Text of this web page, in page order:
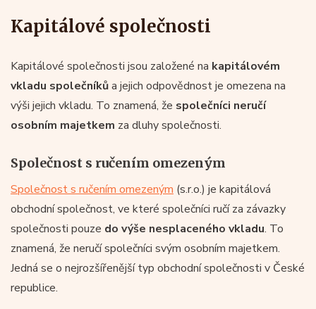
Kapitálové společnosti
Kapitálové společnosti jsou založené na kapitálovém
vkladu společníkůa jejich odpovědnost je omezena na
výši jejich vkladu. To znamená, že společníci neručí
osobním majetkem za dluhy společnosti.
Společnost s ručením omezeným
Společnost s ručením omezeným (s.r.o.) je kapitálová
obchodní společnost, ve které společníci ručí za závazky
společnosti pouze do výše nesplaceného vkladu. To
znamená, že neručí společníci svým osobním majetkem.
Jedná se o nejrozšířenější typ obchodní společnosti v České
republice.